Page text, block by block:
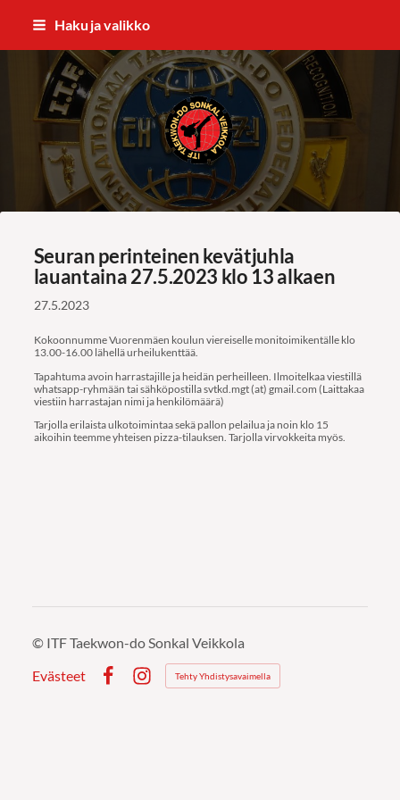
sivun
Haku ja valikko
ITF Taekwon-do Sonkal Veikkola
Seuran perinteinen kevätjuhla
lauantaina 27.5.2023 klo 13 alkaen
27.5.2023
Kokoonnumme Vuorenmäen koulun viereiselle monitoimikentälle klo
13.00-16.00 lähellä urheilukenttää.
Tapahtuma avoin harrastajille ja heidän perheilleen. Ilmoitelkaa viestillä
whatsapp-ryhmään tai sähköpostilla svtkd.mgt (at) gmail.com (Laittakaa
viestiin harrastajan nimi ja henkilömäärä)
Tarjolla erilaista ulkotoimintaa sekä pallon pelailua ja noin klo 15
aikoihin teemme yhteisen pizza-tilauksen. Tarjolla virvokkeita myös.
© ITF Taekwon-do Sonkal Veikkola
Evästeet
Instagram
Tehty Yhdistysavaimella